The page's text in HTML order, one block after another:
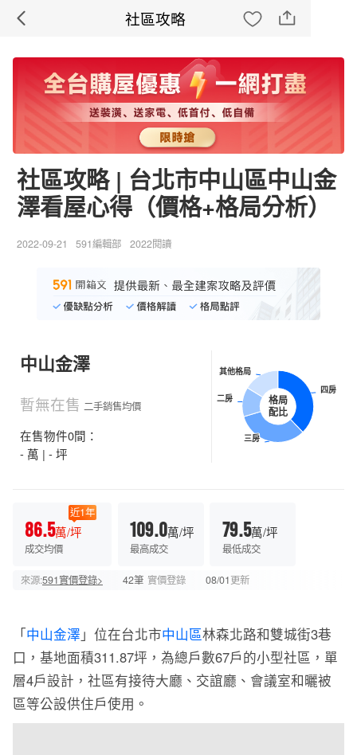
社區攻略
社區攻略 | 台北市中山區中山金
澤看屋心得（價格+格局分析）
2022-09-21 591編輯部 2022閱讀
中山金澤
暫無在售 二手銷售均價
在售物件0間：
- 萬 | - 坪
格局
配比
四房
四房
三房
三房
二房
二房
其他格局
其他格局
86.5萬/坪
近1年
成交均價
109.0萬/坪
最高成交
79.5萬/坪
最低成交
來源:591實價登錄> 42筆 實價登錄 08/01更新
「中山金澤 」位在台北市中山區林森北路和雙城街3巷
口，基地面積311.87坪，為總戶數67戶的小型社區，單
層4戶設計，社區有接待大廳、交誼廳、會議室和曬被
區等公設供住戶使用。